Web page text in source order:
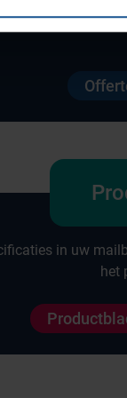
Vraag direct een
in uw
het